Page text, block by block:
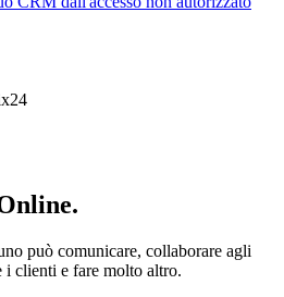
può comunicare, collaborare agli
i clienti e fare molto altro.